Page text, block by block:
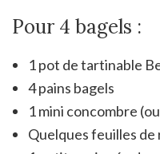
Pour 4 bagels :
1 pot de tartinable
4 pains bagels
1 mini concombre
Quelques feuilles